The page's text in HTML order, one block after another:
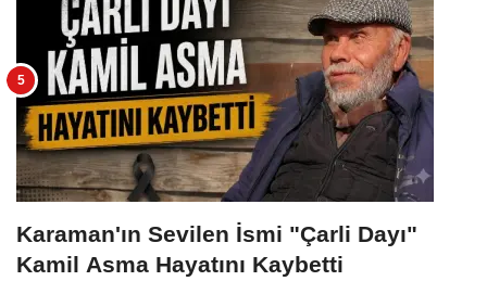
Karaman'ın Sevilen İsmi "Çarli Dayı"
Kamil Asma Hayatını Kaybetti